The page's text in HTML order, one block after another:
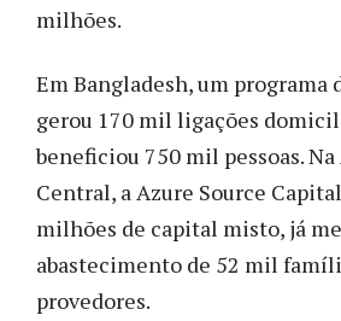
milhões.
Em Bangladesh, um programa
gerou 170 mil ligações
beneficiou 750 mil pessoas.
Central, a Azure Source
milhões de capital misto, já
abastecimento de 52 mil
provedores.